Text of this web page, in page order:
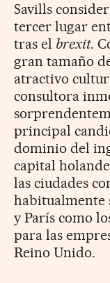
Savills
tercer lugar
tras el brexit.
gran tamaño
atractivo
consultora
principal
dominio del
capital
las ciudades
habitualmente
y París como
para las
Reino Unido.